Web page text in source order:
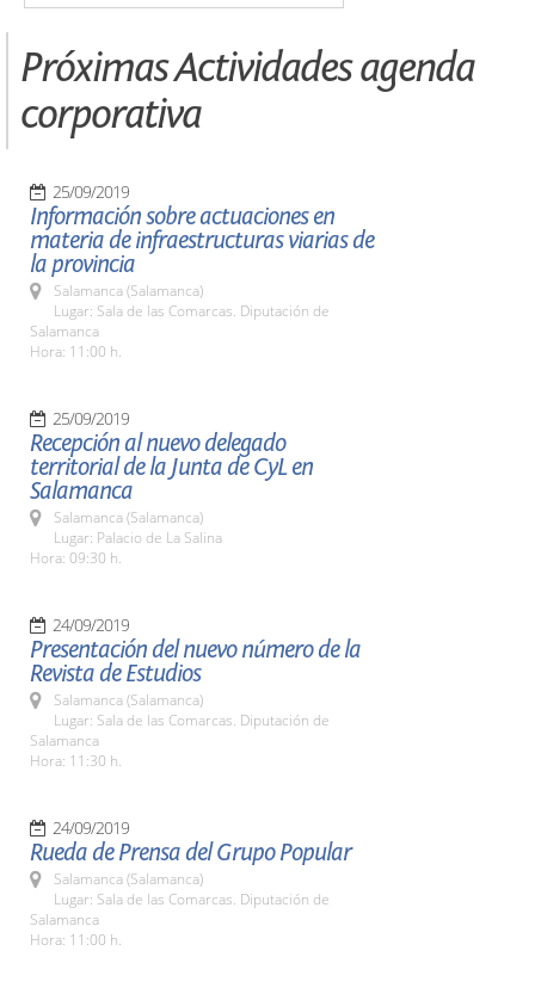
Próximas Actividades agenda
corporativa
25/09/2019
Información sobre actuaciones en
materia de infraestructuras viarias de
la provincia
Salamanca (Salamanca)
Lugar: Sala de las Comarcas. Diputación de
Salamanca
Hora: 11:00 h.
25/09/2019
Recepción al nuevo delegado
territorial de la Junta de CyL en
Salamanca
Salamanca (Salamanca)
Lugar: Palacio de La Salina
Hora: 09:30 h.
24/09/2019
Presentación del nuevo número de la
Revista de Estudios
Salamanca (Salamanca)
Lugar: Sala de las Comarcas. Diputación de
Salamanca
Hora: 11:30 h.
24/09/2019
Rueda de Prensa del Grupo Popular
Salamanca (Salamanca)
Lugar: Sala de las Comarcas. Diputación de
Salamanca
Hora: 11:00 h.